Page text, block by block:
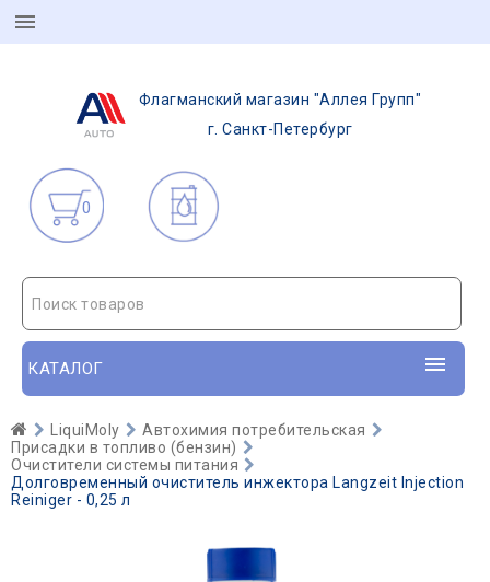
Флагманский магазин "Аллея Групп"
г. Санкт-Петербург
0
Поиск товаров
КАТАЛОГ
LiquiMoly
Автохимия потребительская
Присадки в топливо (бензин)
Очистители системы питания
Долговременный очиститель инжектора Langzeit Injection
Reiniger - 0,25 л